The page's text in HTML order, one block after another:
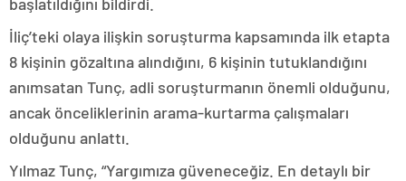
İliç’teki olaya ilişkin soruşturma kapsamında ilk etapta
8 kişinin gözaltına alındığını, 6 kişinin tutuklandığını
anımsatan Tunç, adli soruşturmanın önemli olduğunu,
ancak önceliklerinin arama-kurtarma çalışmaları
olduğunu anlattı.
Yılmaz Tunç, “Yargımıza güveneceğiz. En detaylı bir